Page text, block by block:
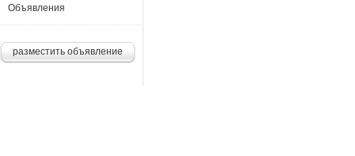
Объявления
разместить объявление